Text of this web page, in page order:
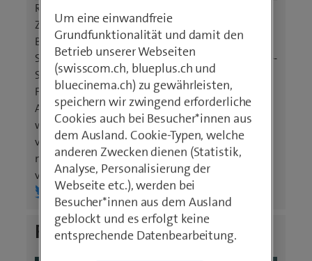
Roland Siegwart (1959) ist Professor an der ETH
Zürich. Das von ihm geleitete Forschungslabor im
Bereich der Robotik nimmt weltweit eine
Spitzenstellung ein. Er hat einige Hochtechnologie-
Start-ups mitbegründet. Siegwarts
Forschungslabor brachte schon einiges
Aussergewöhnliches hervor: Vor 15 Jahren der
weltweit erste Flug einer Quadrotor-Drohne;
verschiedene Rekorde mit Solardrohnen, die
mehrere Tage in der Luft bleiben, erste
vollautonome Flüge mit Kameras.
ö
f
f
(
ö
f
f
Roger Wüthrich-Hasenböhler
Um eine einwandfreie
Grundfunktionalität und damit den
Betrieb unserer Webseiten
(swisscom.ch, blueplus.ch und
bluecinema.ch) zu gewährleisten,
speichern wir zwingend erforderliche
Cookies auch bei Besucher*innen aus
dem Ausland. Cookie-Typen, welche
anderen Zwecken dienen (Statistik,
Analyse, Personalisierung der
Webseite etc.), werden bei
Besucher*innen aus dem Ausland
geblockt und es erfolgt keine
entsprechende Datenbearbeitung.